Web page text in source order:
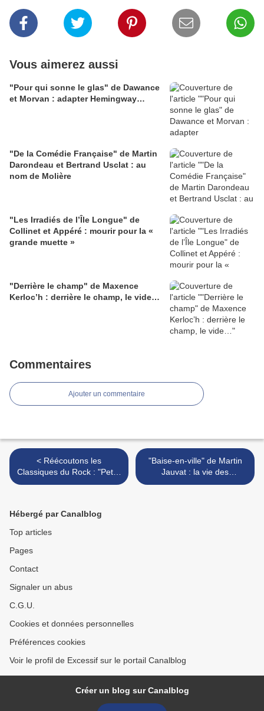
Vous aimerez aussi
"Pour qui sonne le glas" de Dawance
et Morvan : adapter Hemingway…
"De la Comédie Française" de Martin
Darondeau et Bertrand Usclat : au
nom de Molière
"Les Irradiés de l’Île Longue" de
Collinet et Appéré : mourir pour la «
grande muette »
"Derrière le champ" de Maxence
Kerloc’h : derrière le champ, le vide…
Commentaires
Ajouter un commentaire
< Réécoutons les
Classiques du Rock : "Peter
Gabriel [4]" de Peter
"Baise-en-ville" de Martin
Jauvat : la vie des
banlieusards… >
Hébergé par Canalblog
Top articles
Pages
Contact
Signaler un abus
C.G.U.
Cookies et données personnelles
Préférences cookies
Voir le profil de Excessif sur le portail Canalblog
Créer un blog sur Canalblog